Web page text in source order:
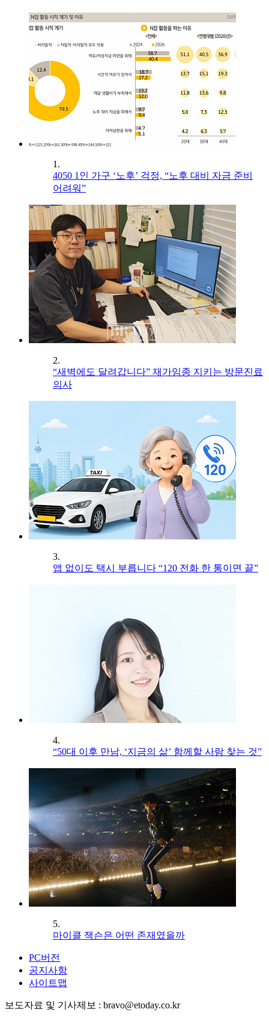
1.
4050 1인 가구 ‘노후’ 걱정, “노후 대비 자금 준비
어려워”
2.
“새벽에도 달려갑니다” 재가임종 지키는 방문진료
의사
3.
앱 없이도 택시 부릅니다 “120 전화 한 통이면 끝”
4.
“50대 이후 만남, ‘지금의 삶’ 함께할 사람 찾는 것”
5.
마이클 잭슨은 어떤 존재였을까
PC버전
공지사항
사이트맵
보도자료 및 기사제보 : bravo@etoday.co.kr